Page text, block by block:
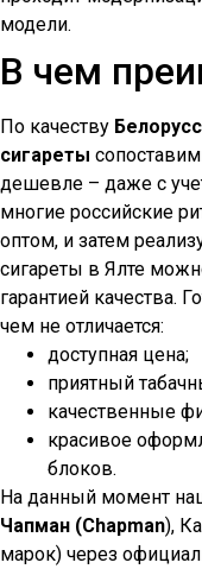
модели.
В чем
По качеству
сигареты
дешевле – даже с
многие российские
оптом, и затем
сигареты в Ялте
гарантией качества.
чем не отличается:
доступная цена;
приятный
качественные
красивое
блоков.
На данный момент
Чапман (Chapman),
марок) через